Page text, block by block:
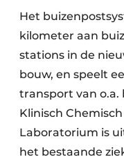
Het
kilometer aan
stations in de
bouw, en speelt
transport van o.a.
Klinisch
Laboratorium is
het bestaande